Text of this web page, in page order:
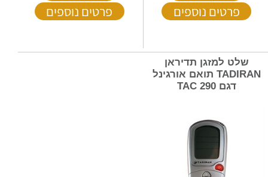
פרטים נוספים פרטים נוספים
שלט למזגן תדיראן
TADIRAN תואם אורגינל
דגם TAC 290